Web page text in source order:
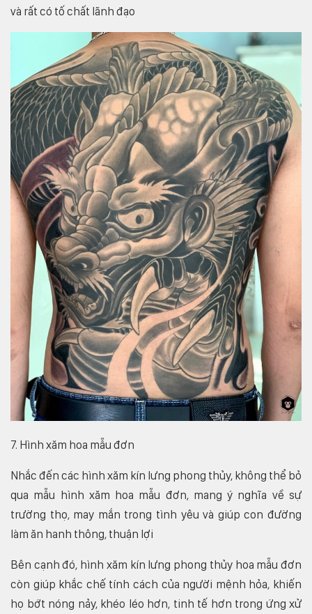
và rất có tố chất lãnh đạo
7. Hình xăm hoa mẫu đơn
Nhắc đến các hình xăm kín lưng phong thủy, không thể bỏ
qua mẫu hình xăm hoa mẫu đơn, mang ý nghĩa về sự
trường thọ, may mắn trong tình yêu và giúp con đường
làm ăn hanh thông, thuận lợi
Bên cạnh đó, hình xăm kín lưng phong thủy hoa mẫu đơn
còn giúp khắc chế tính cách của người mệnh hỏa, khiến
họ bớt nóng nảy, khéo léo hơn, tinh tế hơn trong ứng xử